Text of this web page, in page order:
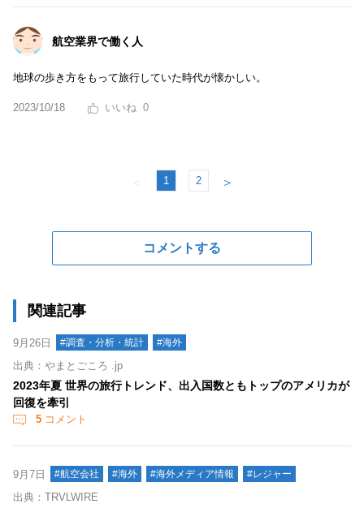
航空業界で働く人
地球の歩き方をもって旅行していた時代が懐かしい。
2023/10/18 0
＜ 1 2 ＞
コメントする
関連記事
9月26日 #調査・分析・統計 #海外
出典：やまとごころ .jp
2023年夏 世界の旅行トレンド、出入国数ともトップのアメリカが
回復を牽引
5 コメント
9月7日 #航空会社 #海外 #海外メディア情報 #レジャー
出典：TRVLWIRE